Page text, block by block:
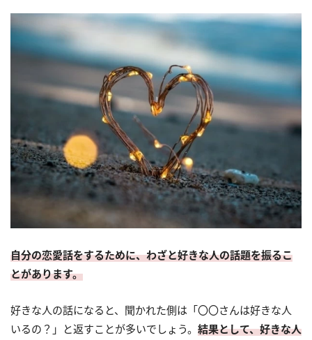
自分の恋愛話をするために、わざと好きな人の話題を振るこ
とがあります。
好きな人の話になると、聞かれた側は「〇〇さんは好きな人
いるの？」と返すことが多いでしょう。 結果として、好きな人